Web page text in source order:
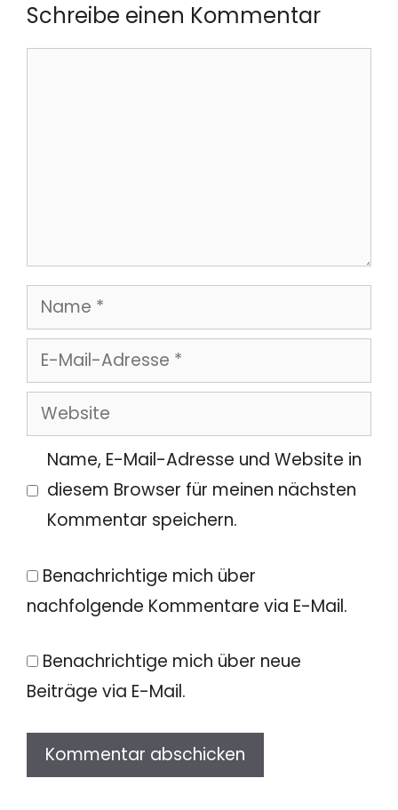
Schreibe einen Kommentar
Name
E-
Mail-
Adresse
Website
Name, E-Mail-Adresse und Website in
diesem Browser für meinen nächsten
Kommentar speichern.
Benachrichtige mich über
nachfolgende Kommentare via E-Mail.
Benachrichtige mich über neue
Beiträge via E-Mail.